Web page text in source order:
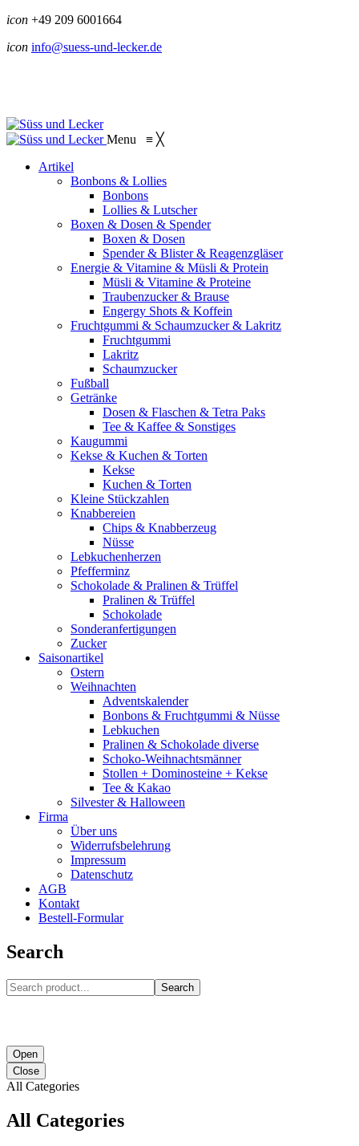
icon +49 209 6001664
icon info@suess-und-lecker.de
Menu ≡ ╳
Artikel
Bonbons & Lollies
Bonbons
Lollies & Lutscher
Boxen & Dosen & Spender
Boxen & Dosen
Spender & Blister & Reagenzgläser
Energie & Vitamine & Müsli & Protein
Müsli & Vitamine & Proteine
Traubenzucker & Brause
Engergy Shots & Koffein
Fruchtgummi & Schaumzucker & Lakritz
Fruchtgummi
Lakritz
Schaumzucker
Fußball
Getränke
Dosen & Flaschen & Tetra Paks
Tee & Kaffee & Sonstiges
Kaugummi
Kekse & Kuchen & Torten
Kekse
Kuchen & Torten
Kleine Stückzahlen
Knabbereien
Chips & Knabberzeug
Nüsse
Lebkuchenherzen
Pfefferminz
Schokolade & Pralinen & Trüffel
Pralinen & Trüffel
Schokolade
Sonderanfertigungen
Zucker
Saisonartikel
Ostern
Weihnachten
Adventskalender
Bonbons & Fruchtgummi & Nüsse
Lebkuchen
Pralinen & Schokolade diverse
Schoko-Weihnachtsmänner
Stollen + Dominosteine + Kekse
Tee & Kakao
Silvester & Halloween
Firma
Über uns
Widerrufsbelehrung
Impressum
Datenschutz
AGB
Kontakt
Bestell-Formular
Search
Search
Open
Close
All Categories
All Categories